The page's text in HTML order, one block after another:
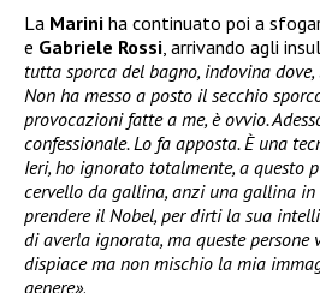
La Marini ha continuato poi a
e Gabriele Rossi , arrivando agli
tutta sporca del bagno, indovina
Non ha messo a posto il secchio
provocazioni fatte a me, è ovvio.
confessionale. Lo fa apposta. È una
Ieri, ho ignorato totalmente, a questo
cervello da gallina, anzi una gallina
prendere il Nobel, per dirti la sua
di averla ignorata, ma queste persone
dispiace ma non mischio la mia
genere».